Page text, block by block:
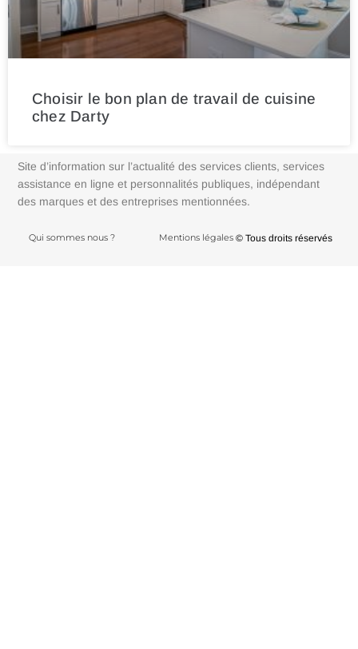
Choisir le bon plan de travail de cuisine
chez Darty
Site d’information sur l’actualité des services clients, services
assistance en ligne et personnalités publiques, indépendant
des marques et des entreprises mentionnées.
Qui sommes nous ? Mentions légales © Tous droits réservés